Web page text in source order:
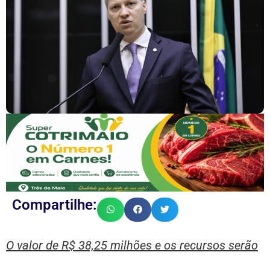
Compartilhe:
O valor de R$ 38,25 milhões e os recursos serão